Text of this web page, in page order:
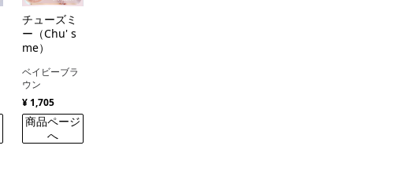
チューズミ
ー（Chu' s
me）
ベイビーブラ
ウン
¥ 1,705
商品ページ
へ